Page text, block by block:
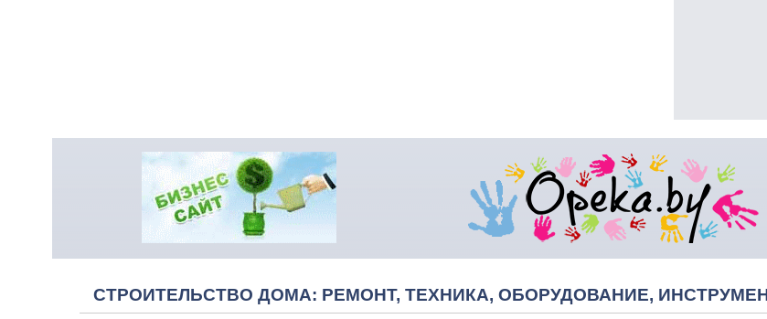
СТРОИТЕЛЬСТВО ДОМА: РЕМОНТ, ТЕХНИКА, ОБОРУДОВАНИЕ,